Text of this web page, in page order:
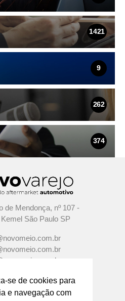
se de cookies para
e navegação com
1421
9
262
374
de Mendonça, nº 107 -
São Paulo SP